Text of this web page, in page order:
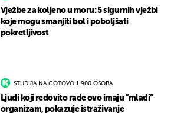
Vježbe za koljeno u moru: 5 sigurnih vježbi
koje mogu smanjiti bol i poboljšati
pokretljivost
STUDIJA NA GOTOVO 1.900 OSOBA
Ljudi koji redovito rade ovo imaju “mlađi”
organizam, pokazuje istraživanje